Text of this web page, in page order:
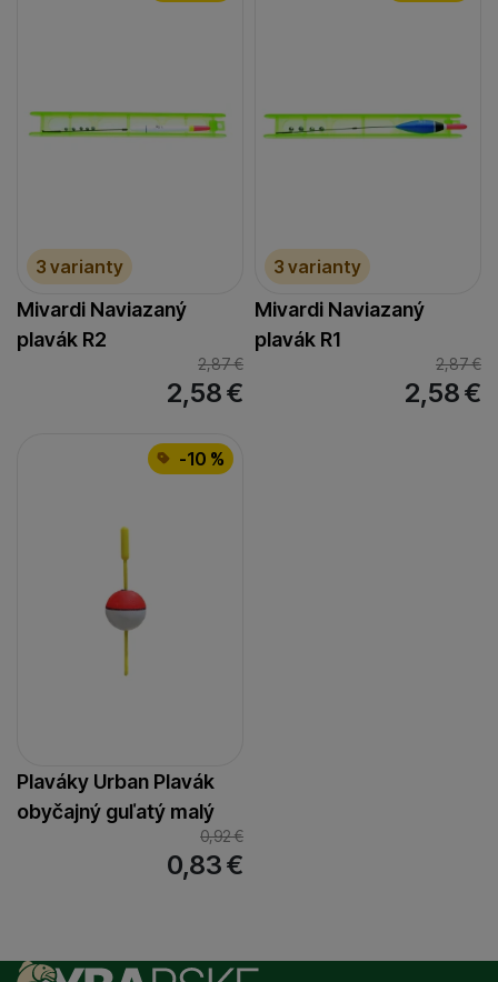
3 varianty
Mivardi Naviazaný
plavák R2
2,87€
2,58€
3 varianty
Mivardi Naviazaný
plavák R1
2,87€
2,58€
-10 %
Plaváky Urban Plavák
obyčajný guľatý malý
0,92€
0,83€